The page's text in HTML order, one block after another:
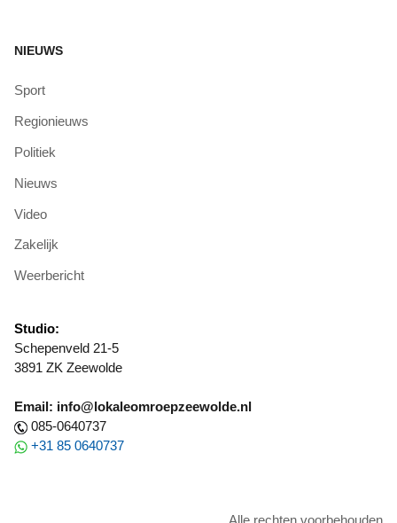
NIEUWS
Sport
Regionieuws
Politiek
Nieuws
Video
Zakelijk
Weerbericht
Studio:
Schepenveld 21-5
3891 ZK Zeewolde
Email: info@lokaleomroepzeewolde.nl
085-0640737
+31 85 0640737